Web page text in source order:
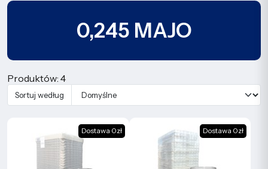
0,245 MAJO
Produktów: 4
Sortuj według
Dostawa 0zł Dostawa 0zł